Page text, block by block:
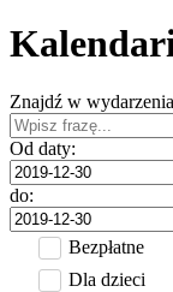
Znajdź w
Od daty:
do:
Bezpłatne
Dla dzieci